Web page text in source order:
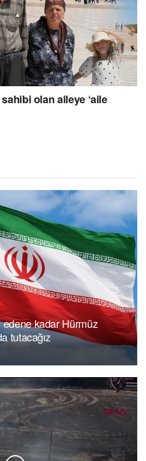
olan aileye ‘aile
edene kadar Hürmüz
tutacağız